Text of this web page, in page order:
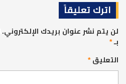
اترك تعليقاً
لن يتم نشر عنوان بريدك الإلكتروني.
بـ*
التعليق*